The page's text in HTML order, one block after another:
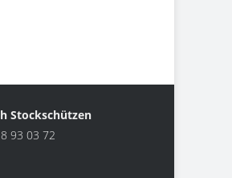
Stockschützen
93 03 72